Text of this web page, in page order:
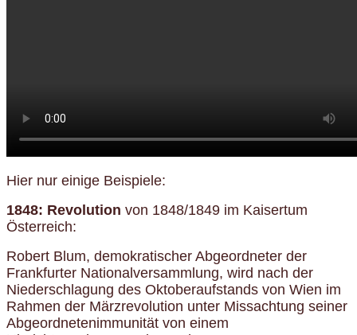
Hier nur einige Beispiele:
1848: Revolution von 1848/1849 im Kaisertum
Österreich:
Robert Blum, demokratischer Abgeordneter der
Frankfurter Nationalversammlung, wird nach der
Niederschlagung des Oktoberaufstands von Wien im
Rahmen der Märzrevolution unter Missachtung seiner
Abgeordnetenimmunität von einem